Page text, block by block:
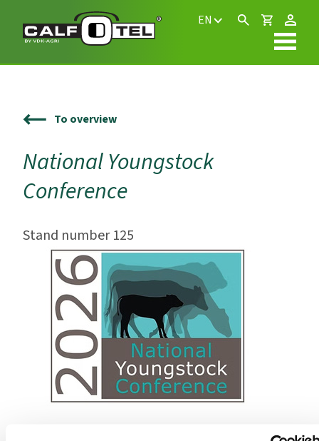
EN
To overview
National Youngstock
Conference
Stand number 125